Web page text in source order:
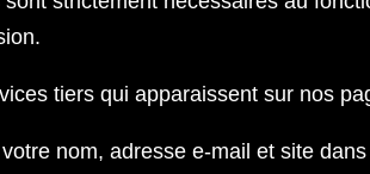
tiers qui apparaissent sur nos
nom, adresse e-mail et site